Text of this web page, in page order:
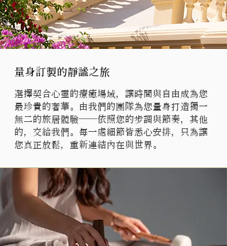
量身訂製的靜謐之旅
選擇契合心靈的療癒場域，讓時間與自由成為您
最珍貴的奢華。由我們的團隊為您量身打造獨一
無二的旅居體驗——依照您的步調與節奏，其他
的，交給我們。每一處細節皆悉心安排，只為讓
您真正放鬆，重新連結內在與世界。​